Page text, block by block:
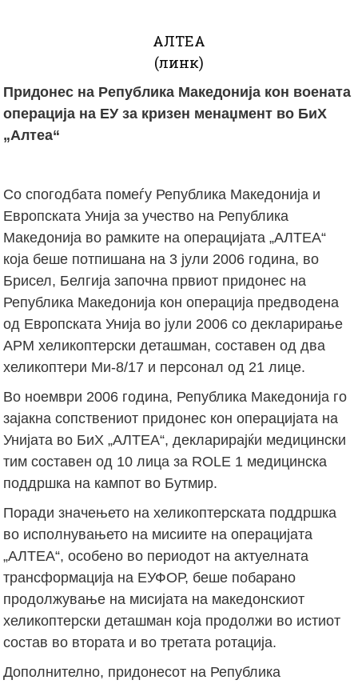
АЛТЕА
(линк)
Придонес на Република Македонија кон воената
операција на ЕУ за кризен менаџмент во БиХ
„Алтеа“
Со спогодбата помеѓу Република Македонија и
Европската Унија за учество на Република
Македонија во рамките на операцијата „АЛТЕА“
која беше потпишана на 3 јули 2006 година, во
Брисел, Белгија започна првиот придонес на
Република Македонија кон операција предводена
од Европската Унија во јули 2006 со декларирање
АРМ хеликоптерски деташман, составен од два
хеликоптери Ми-8/17 и персонал од 21 лице.
Во ноември 2006 година, Република Македонија го
зајакна сопствениот придонес кон операцијата на
Унијата во БиХ „АЛТЕА“, декларирајќи медицински
тим составен од 10 лица за ROLE 1 медицинска
поддршка на кампот во Бутмир.
Поради значењето на хеликоптерската поддршка
во исполнувањето на мисиите на операцијата
„АЛТЕА“, особено во периодот на актуелната
трансформација на ЕУФОР, беше побарано
продолжување на мисијата на македонскиот
хеликоптерски деташман која продолжи во истиот
состав во втората и во третата ротација.
Дополнително, придонесот на Република